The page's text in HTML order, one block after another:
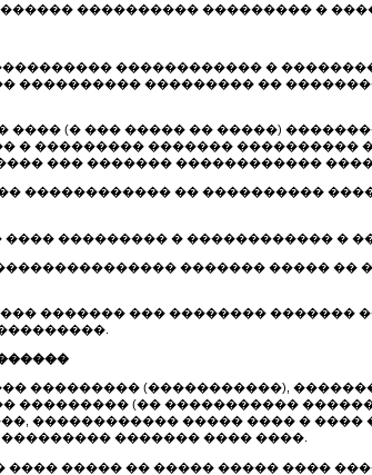
���������� ��������� �
������������ �
���������� ��������� ��
���� (� ��� ����� �� �����)
� ��������� �������
��� ������� ������������
������������ �� ����������
���� ��������� � ������������
������� �����
������� ��� ��������
��������� (�����������),
��������� (�� �����������
������������ ����� ���� � ����
������� ���� ����.
���� ����� �� ����� ����� ����